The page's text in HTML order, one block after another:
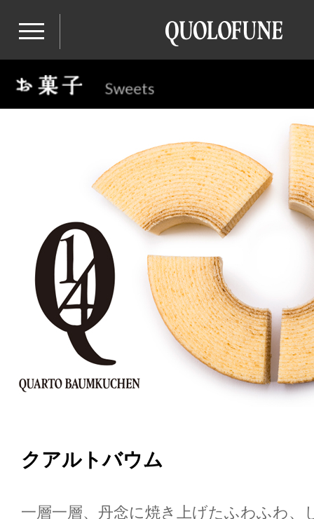
クアルトバウム
一層一層、丹念に焼き上げたふわふわ、